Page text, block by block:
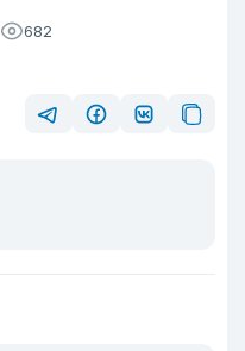
682